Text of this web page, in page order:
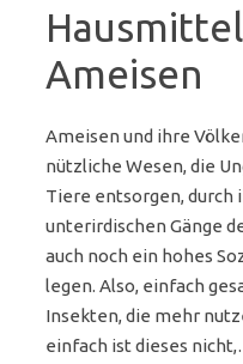
Ameisen
Ameisen und ihre
nützliche Wesen, die
Tiere entsorgen,
unterirdischen Gänge
auch noch ein hohes
legen. Also, einfach
Insekten, die mehr
einfach ist dieses